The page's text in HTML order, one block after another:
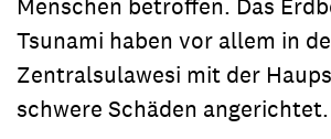
Menschen betroffen. Das
Tsunami haben vor allem in
Zentralsulawesi mit der
schwere Schäden angerichtet.